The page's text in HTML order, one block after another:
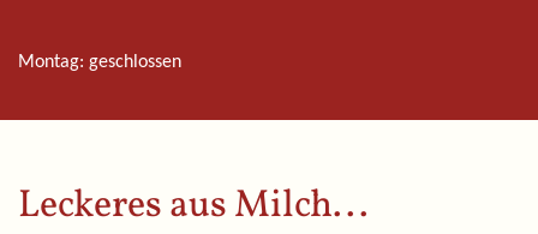
Montag: geschlossen
Leckeres aus Milch...